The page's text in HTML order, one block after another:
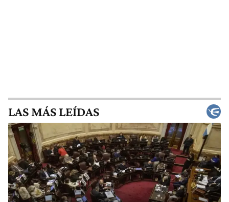
LAS MÁS LEÍDAS